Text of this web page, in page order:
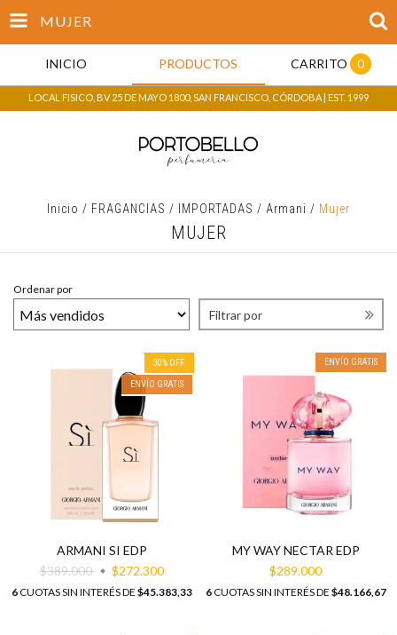
MUJER
INICIO PRODUCTOS CARRITO 0
LOCAL FISICO, BV 25 DE MAYO 1800, SAN FRANCISCO, CÓRDOBA | EST. 1999
Inicio / FRAGANCIAS / IMPORTADAS / Armani / Mujer
MUJER
Ordenar por
Filtrar por
30% OFF
ENVÍO GRATIS
ARMANI SI EDP
$389.000
$272.300
6CUOTAS SIN INTERÉS DE $45.383,33
ENVÍO GRATIS
MY WAY NECTAR EDP
$289.000
6CUOTAS SIN INTERÉS DE $48.166,67